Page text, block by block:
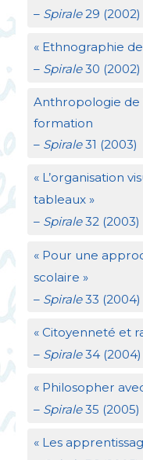
– Spirale29 (2002)
« Ethnographie de
– Spirale30 (2002)
Anthropologie de
formation
– Spirale31 (2003)
« L’organisation
tableaux »
– Spirale32 (2003)
« Pour une
scolaire »
– Spirale33 (2004)
« Citoyenneté et
– Spirale34 (2004)
« Philosopher
– Spirale35 (2005)
« Les